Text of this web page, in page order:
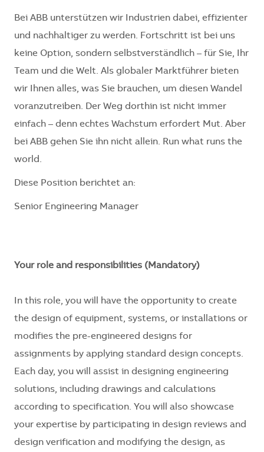
Bei ABB unterstützen wir Industrien dabei, effizienter
und nachhaltiger zu werden. Fortschritt ist bei uns
keine Option, sondern selbstverständlich – für Sie, Ihr
Team und die Welt. Als globaler Marktführer bieten
wir Ihnen alles, was Sie brauchen, um diesen Wandel
voranzutreiben. Der Weg dorthin ist nicht immer
einfach – denn echtes Wachstum erfordert Mut. Aber
bei ABB gehen Sie ihn nicht allein. Run what runs the
world.
Diese Position berichtet an:
Senior Engineering Manager
Your role and responsibilities (Mandatory)
In this role, you will have the opportunity to create
the design of equipment, systems, or installations or
modifies the pre-engineered designs for
assignments by applying standard design concepts.
Each day, you will assist in designing engineering
solutions, including drawings and calculations
according to specification. You will also showcase
your expertise by participating in design reviews and
design verification and modifying the design, as